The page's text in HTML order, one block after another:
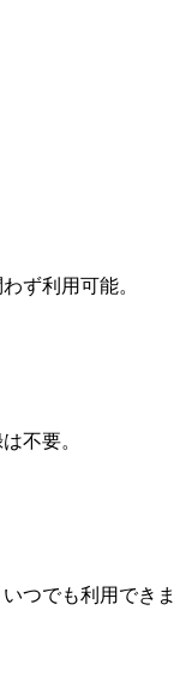
ず利用可能。
不要。
つでも利用できま